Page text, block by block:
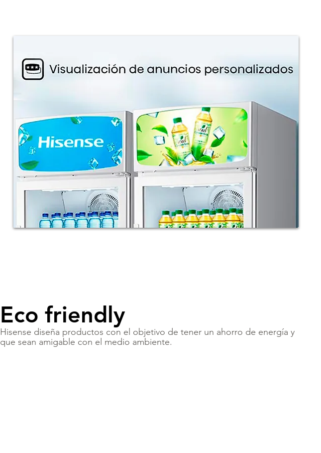
Eco friendly
Hisense diseña productos con el objetivo de tener un ahorro de energía y
que sean amigable con el medio ambiente.